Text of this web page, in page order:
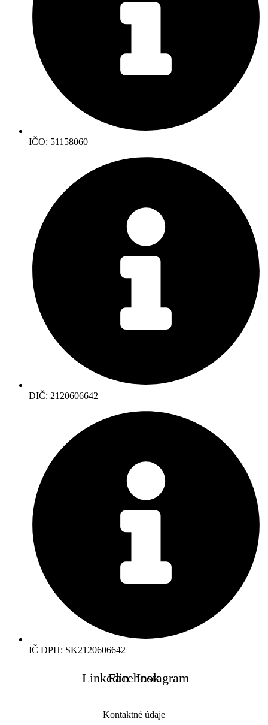
IČO: 51158060
DIČ: 2120606642
IČ DPH: SK2120606642
LinkedinFacebookInstagram
Kontaktné údaje